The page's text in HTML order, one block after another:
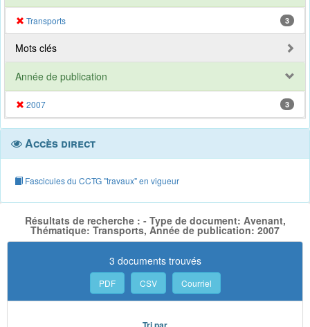
Transports 3
Mots clés
Année de publication
2007 3
Accès direct
Fascicules du CCTG "travaux" en vigueur
Résultats de recherche : - Type de document: Avenant,
Thématique: Transports, Année de publication: 2007
3 documents trouvés
PDF CSV Courriel